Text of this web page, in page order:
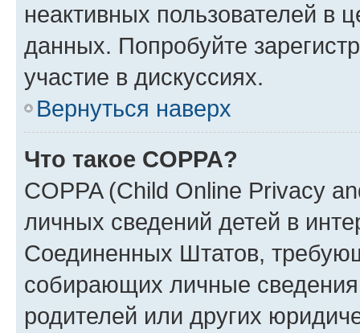
неактивных пользователей в
данных. Попробуйте
участие в дискуссиях.
Вернуться наверх
Что такое COPPA?
COPPA (Child Online Privacy
личных сведений детей в
Соединенных Штатов,
собирающих личные
родителей или других